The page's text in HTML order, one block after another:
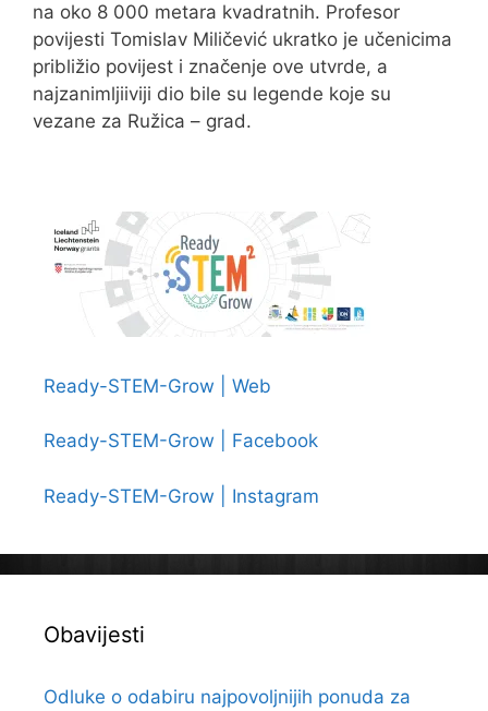
na oko 8 000 metara kvadratnih. Profesor
povijesti Tomislav Miličević ukratko je učenicima
približio povijest i značenje ove utvrde, a
najzanimljiiviji dio bile su legende koje su
vezane za Ružica – grad.
Ready-STEM-Grow | Web
Ready-STEM-Grow | Facebook
Ready-STEM-Grow | Instagram
Obavijesti
Odluke o odabiru najpovoljnijih ponuda za